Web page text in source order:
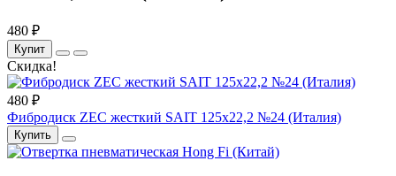
480 ₽
Купит
Скидка!
480 ₽
Фибродиск ZEC жесткий SAIT 125х22,2 №24 (Италия)
Купить